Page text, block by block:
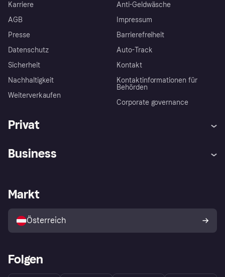
Karriere
AGB
Presse
Datenschutz
Sicherheit
Nachhaltigkeit
Weiterverkaufen
Anti-Geldwäsche
Impressum
Barrierefreiheit
Auto-Track
Kontakt
Kontaktinformationen für
Behörden
Corporate governance
Privat
Shops entdecken
Business
Händlerportal
Markt
Österreich
Folgen